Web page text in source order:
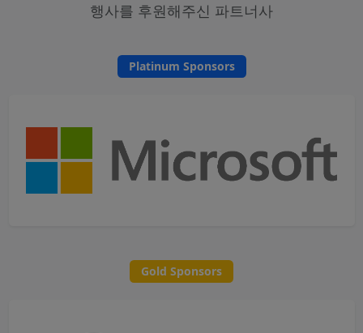
행사를 후원해주신 파트너사
Platinum Sponsors
Gold Sponsors